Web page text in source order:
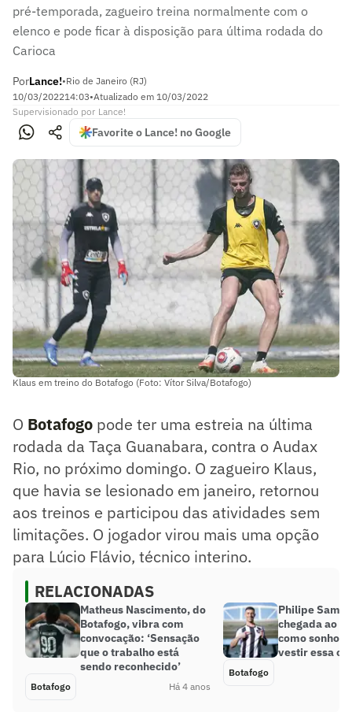
pré-temporada, zagueiro treina normalmente com o
elenco e pode ficar à disposição para última rodada do
Carioca
PorLance!•Rio de Janeiro (RJ)
10/03/202214:03•Atualizado em 10/03/2022
Supervisionado por Lance!
Favorite o Lance! no Google
Klaus em treino do Botafogo (Foto: Vítor Silva/Botafogo)
O Botafogo pode ter uma estreia na última
rodada da Taça Guanabara, contra o Audax
Rio, no próximo domingo. O zagueiro Klaus,
que havia se lesionado em janeiro, retornou
aos treinos e participou das atividades sem
limitações. O jogador virou mais uma opção
para Lúcio Flávio, técnico interino.
RELACIONADAS
Matheus Nascimento, do
Botafogo, vibra com
convocação: ‘Sensação
que o trabalho está
sendo reconhecido’
Botafogo Há 4 anos
Philipe
chegada ao
como sonho:
vestir essa
Botafogo